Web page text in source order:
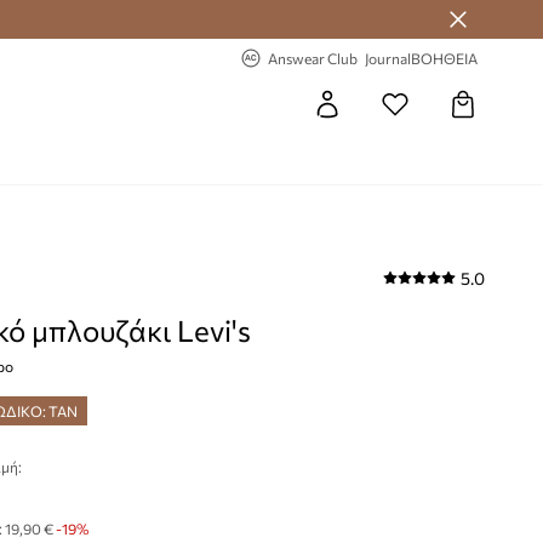
Club
Answear Club JournalΒΟΗΘΕΙΑ
5.0
μπλουζάκι Levi's
TAN
19,90 €-19%